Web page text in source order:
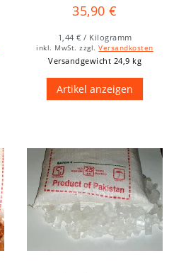
35,90 €
1,44 € / Kilogramm
inkl. MwSt. zzgl.Versandkosten
Versandgewicht 24,9 kg
Artikel anzeigen